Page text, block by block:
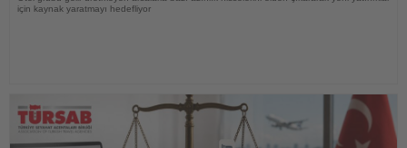
için kaynak yaratmayı hedefliyor